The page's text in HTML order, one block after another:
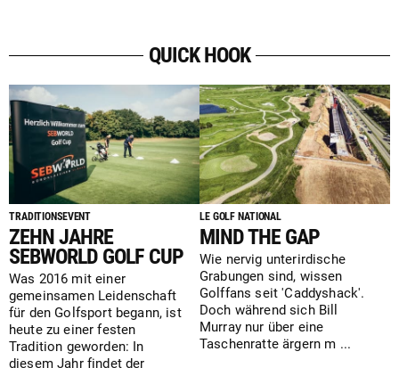
QUICK HOOK
TRADITIONSEVENT
ZEHN JAHRE
SEBWORLD GOLF CUP
Was 2016 mit einer
gemeinsamen Leidenschaft
für den Golfsport begann, ist
heute zu einer festen
Tradition geworden: In
diesem Jahr findet der
LE GOLF NATIONAL
MIND THE GAP
Wie nervig unterirdische
Grabungen sind, wissen
Golffans seit 'Caddyshack'.
Doch während sich Bill
Murray nur über eine
Taschenratte ärgern m ...